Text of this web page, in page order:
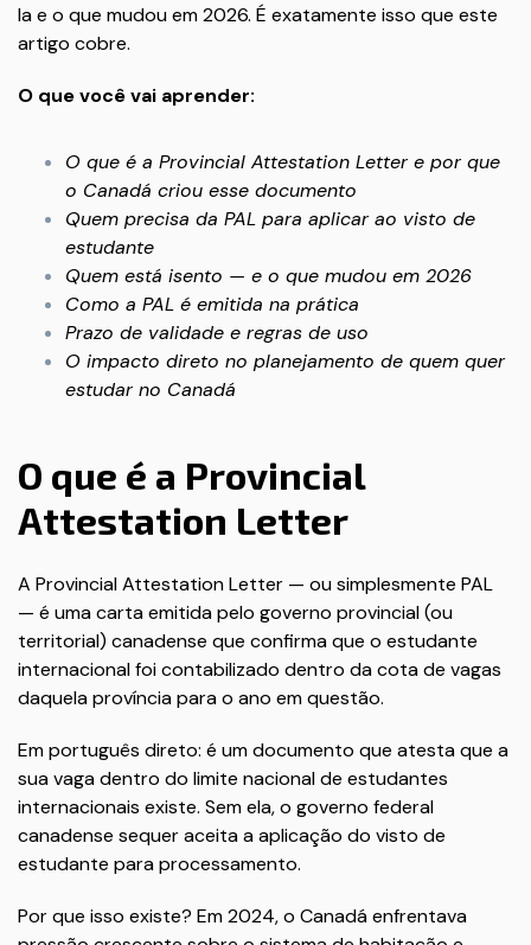
la e o que mudou em 2026. É exatamente isso que este
artigo cobre.
O que você vai aprender:
O que é a Provincial Attestation Letter e por que
o Canadá criou esse documento
Quem precisa da PAL para aplicar ao visto de
estudante
Quem está isento — e o que mudou em 2026
Como a PAL é emitida na prática
Prazo de validade e regras de uso
O impacto direto no planejamento de quem quer
estudar no Canadá
O que é a Provincial
Attestation Letter
A Provincial Attestation Letter — ou simplesmente PAL
— é uma carta emitida pelo governo provincial (ou
territorial) canadense que confirma que o estudante
internacional foi contabilizado dentro da cota de vagas
daquela província para o ano em questão.
Em português direto: é um documento que atesta que a
sua vaga dentro do limite nacional de estudantes
internacionais existe. Sem ela, o governo federal
canadense sequer aceita a aplicação do visto de
estudante para processamento.
Por que isso existe? Em 2024, o Canadá enfrentava